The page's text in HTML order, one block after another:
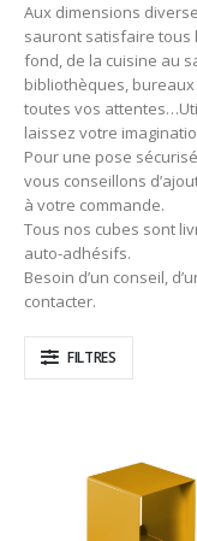
Aux dimensions
sauront satisfaire tous
fond, de la cuisine au
bibliothèques,
toutes vos
laissez votre
Pour une pose
vous conseillons
à votre commande.
Tous nos cubes sont
auto-adhésifs.
Besoin d’un conseil,
contacter.
FILTRES